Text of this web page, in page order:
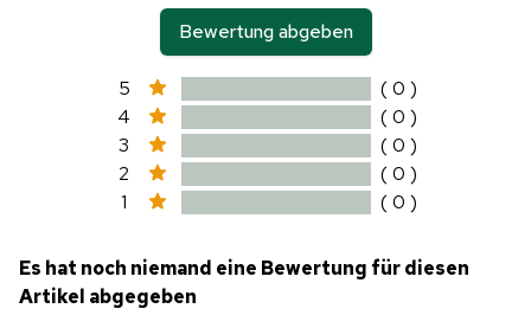
Bewertung abgeben
5
( 0 )
4
( 0 )
3
( 0 )
2
( 0 )
1
( 0 )
Es hat noch niemand eine Bewertung für diesen
Artikel abgegeben